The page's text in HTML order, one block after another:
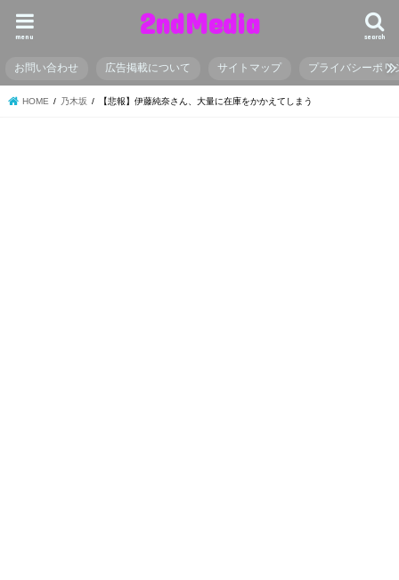
2ndMedia search
menu
お問い合わせ 広告掲載について サイトマップ プライバシーポリ
HOME 乃木坂 【悲報】伊藤純奈さん、大量に在庫をかかえてしまう